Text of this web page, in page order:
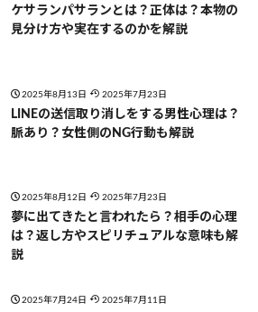
ケサランパサランとは？正体は？本物の
見分け方や実在するのかを解説
2025年8月13日 2025年7月23日
LINEの送信取り消しをする男性心理は？
脈あり？女性側のNG行動も解説
2025年8月12日 2025年7月23日
夢に出てきたと言われたら？相手の心理
は？返し方やスピリチュアルな意味も解
説
2025年7月24日 2025年7月11日